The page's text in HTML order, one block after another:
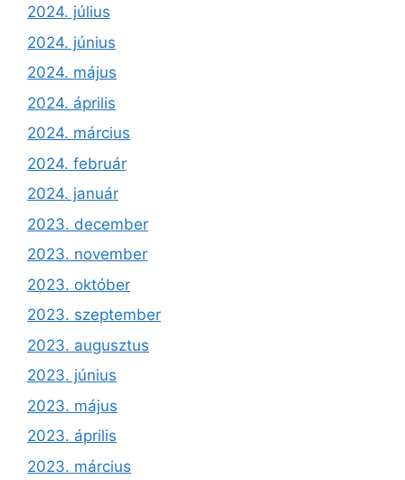
2024. július
2024. június
2024. május
2024. április
2024. március
2024. február
2024. január
2023. december
2023. november
2023. október
2023. szeptember
2023. augusztus
2023. június
2023. május
2023. április
2023. március